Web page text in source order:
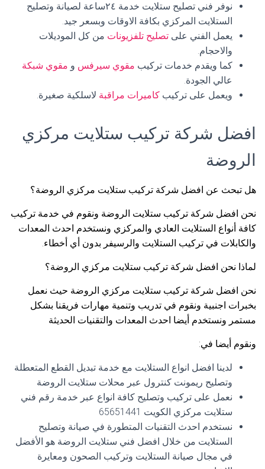
نوفر فني تصليح ستلايت خدمة ٢٤ساعة لصيانة وتصليح
الستلايت المركزي بكافة الاوقات وبسعر جيد.
يعمل الفني على تصليح تلفزيونات من كل الموديلات
والاحجام.
كما ويقدم خدمات تركيب مقوي سيرفس و مقوي شبكة
عالي الجودة.
ويعمل على تركيب كاميرات مراقبة لاسلكية صغيرة.
افضل شركة تركيب ستلايت مركزي
الروضة
هل تبحث عن افضل شركة تركيب ستلايت مركزي الروضة؟
نحن افضل شركة تركيب ستلايت الروضة ونقوم في خدمة تركيب
كافة أنواع الستلايت العادي والمركزي ونستخدم احدث المعدات
والكابلات في تركيب الستلايت والرسيفر بدون أي أخطاء.
لماذا نحن افضل شركة تركيب ستلايت مركزي الروضة؟
نحن افضل شركة تركيب ستلايت مركزي الروضة حيث نعمل
بخبرات اجنبية ونقوم في تدريب وتنمية مهارات فريقنا بشكل
مستمر ونستخدم أيضا احدث المعدات والتقنيات الحديثة
ونقوم أيضا في:
لدينا افضل انواع الستلايت مع خدمة تبديل القطع المتعطلة
وتصليح ريمونت كنترول عبر محلات ستلايت الروضة
نعمل على تركيب وتصليح كافة انواع عبر خدمة رقم فني
ستلايت مركزي الكويت 65651441
نستخدم احدث التقنيات المتطورة في صيانة وتصليح
الستلايت من خلال افضل فني ستلايت الروضة هو الأفضل
في مجال صيانة الستلايت وتركيب الصحون ومعايرة